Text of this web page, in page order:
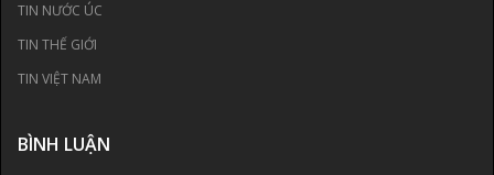
TIN NƯỚC ÚC
TIN THẾ GIỚI
TIN VIỆT NAM
BÌNH LUẬN